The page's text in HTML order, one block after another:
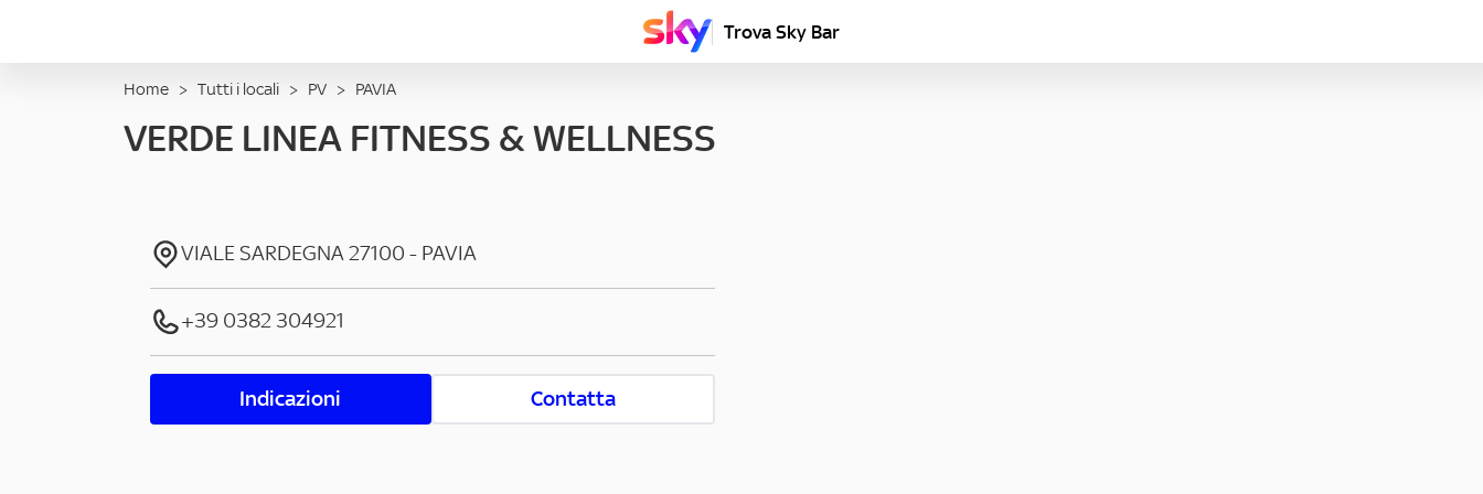
Trova Sky Bar
Home > Tutti i locali > PV > PAVIA
VERDE LINEA FITNESS & WELLNESS
VIALE SARDEGNA27100 - PAVIA
+39 0382 304921
Indicazioni Contatta